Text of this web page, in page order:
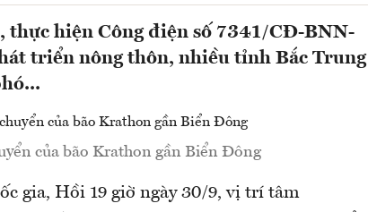
hiện Công điện số 7341/CĐ-BNN-
triển nông thôn, nhiều tỉnh Bắc Trung
của bão Krathon gần Biển Đông
gia, Hồi 19 giờ ngày 30/9, vị trí tâm